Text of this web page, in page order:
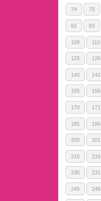
74 75
92 93
109 110
125 126
140 141
155 156
170 171
185 186
200 201
215 216
230 231
245 246